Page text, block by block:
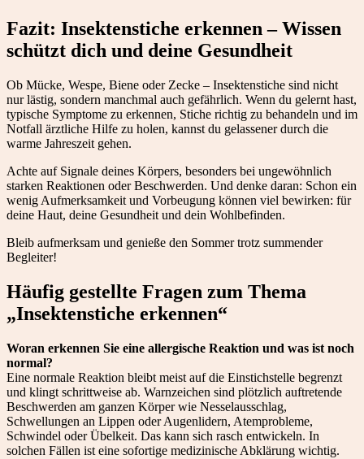
Fazit: Insektenstiche erkennen – Wissen
schützt dich und deine Gesundheit
Ob Mücke, Wespe, Biene oder Zecke – Insektenstiche sind nicht
nur lästig, sondern manchmal auch gefährlich. Wenn du gelernt hast,
typische Symptome zu erkennen, Stiche richtig zu behandeln und im
Notfall ärztliche Hilfe zu holen, kannst du gelassener durch die
warme Jahreszeit gehen.
Achte auf Signale deines Körpers, besonders bei ungewöhnlich
starken Reaktionen oder Beschwerden. Und denke daran: Schon ein
wenig Aufmerksamkeit und Vorbeugung können viel bewirken: für
deine Haut, deine Gesundheit und dein Wohlbefinden.
Bleib aufmerksam und genieße den Sommer trotz summender
Begleiter!
Häufig gestellte Fragen zum Thema
„Insektenstiche erkennen“
Woran erkennen Sie eine allergische Reaktion und was ist noch
normal?
Eine normale Reaktion bleibt meist auf die Einstichstelle begrenzt
und klingt schrittweise ab. Warnzeichen sind plötzlich auftretende
Beschwerden am ganzen Körper wie Nesselausschlag,
Schwellungen an Lippen oder Augenlidern, Atemprobleme,
Schwindel oder Übelkeit. Das kann sich rasch entwickeln. In
solchen Fällen ist eine sofortige medizinische Abklärung wichtig.